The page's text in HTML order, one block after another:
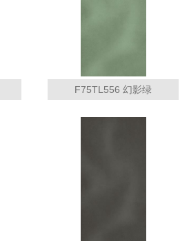
F75TL556 幻影绿